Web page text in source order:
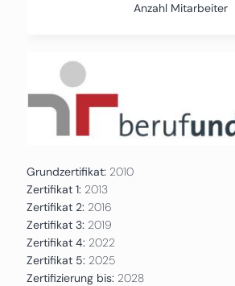
Anzahl Mitarbeiter
Grundzertifikat: 2010
Zertifikat 1: 2013
Zertifikat 2: 2016
Zertifikat 3: 2019
Zertifikat 4: 2022
Zertifikat 5: 2025
Zertifizierung bis: 2028